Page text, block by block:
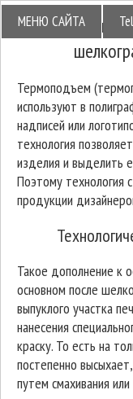
МЕНЮ САЙТА
Технология
Термоподъем
используют в
надписей или
технология
изделия и выделить
Поэтому технология
продукции
Такое дополнение к
основном после
выпуклого участка
нанесения
краску. То есть на
постепенно
путем смахивания